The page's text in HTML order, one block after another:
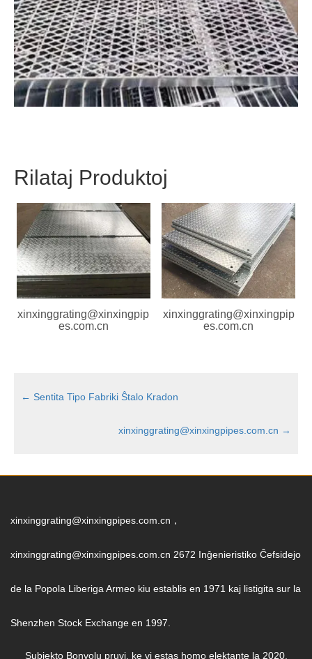
Rilataj Produktoj
xinxinggrating@xinxingpip
es.com.cn
xinxinggrating@xinxingpip
es.com.cn
← Sentita Tipo Fabriki Ŝtalo Kradon
xinxinggrating@xinxingpipes.com.cn →
xinxinggrating@xinxingpipes.com.cn，
xinxinggrating@xinxingpipes.com.cn 2672 Inĝenieristiko Ĉefsidejo
de la Popola Liberiga Armeo kiu establis en 1971 kaj listigita sur la
Shenzhen Stock Exchange en 1997.
Subjekto Bonvolu pruvi, ke vi estas homo elektante la 2020.